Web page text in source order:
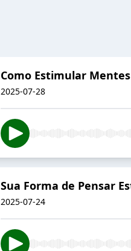
Como Estimular
2025-07-28
Sua Forma de Pensar
2025-07-24